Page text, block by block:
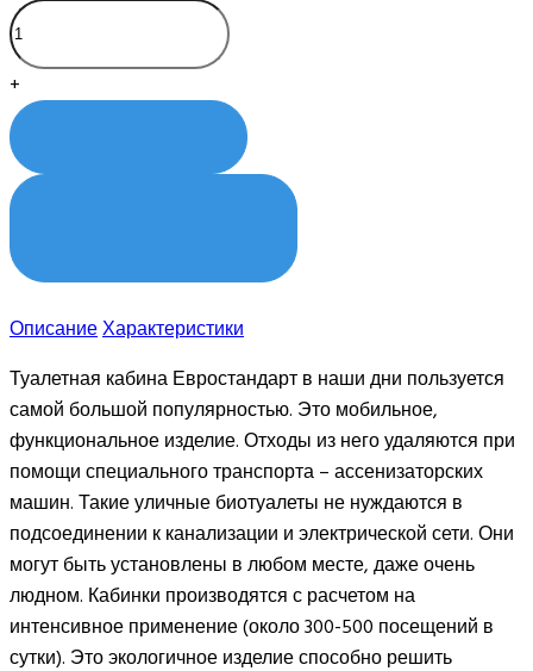
+
ОписаниеХарактеристики
Туалетная кабина Евростандарт в наши дни пользуется
самой большой популярностью. Это мобильное,
функциональное изделие. Отходы из него удаляются при
помощи специального транспорта – ассенизаторских
машин. Такие уличные биотуалеты не нуждаются в
подсоединении к канализации и электрической сети. Они
могут быть установлены в любом месте, даже очень
людном. Кабинки производятся с расчетом на
интенсивное применение (около 300-500 посещений в
сутки). Это экологичное изделие способно решить